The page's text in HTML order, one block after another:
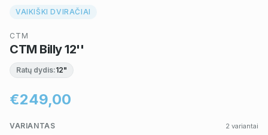
VAIKIŠKI DVIRAČIAI
CTM
CTM Billy 12''
Ratų dydis:12"
€249,00
VARIANTAS 2 variantai